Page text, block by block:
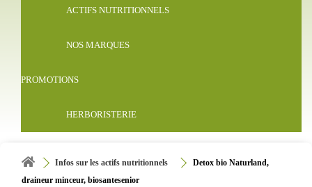
ACTIFS NUTRITIONNELS
NOS MARQUES
PROMOTIONS
HERBORISTERIE
Infos sur les actifs nutritionnels
Detox bio Naturland,
draineur minceur, biosantesenior